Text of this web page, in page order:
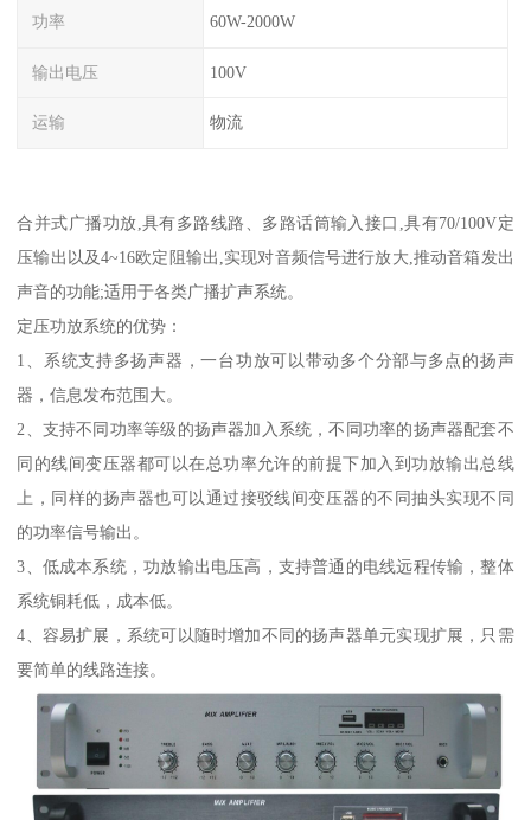
功率 60W-2000W
输出电压 100V
运输 物流
合并式广播功放,具有多路线路、多路话筒输入接口,具有70/100V定
压输出以及4~16欧定阻输出,实现对音频信号进行放大,推动音箱发出
声音的功能;适用于各类广播扩声系统。
定压功放系统的优势：
1、系统支持多扬声器，一台功放可以带动多个分部与多点的扬声
器，信息发布范围大。
2、支持不同功率等级的扬声器加入系统，不同功率的扬声器配套不
同的线间变压器都可以在总功率允许的前提下加入到功放输出总线
上，同样的扬声器也可以通过接驳线间变压器的不同抽头实现不同
的功率信号输出。
3、低成本系统，功放输出电压高，支持普通的电线远程传输，整体
系统铜耗低，成本低。
4、容易扩展，系统可以随时增加不同的扬声器单元实现扩展，只需
要简单的线路连接。